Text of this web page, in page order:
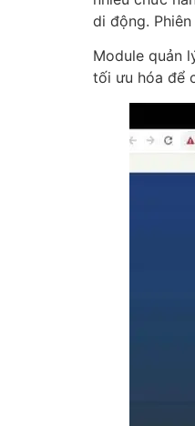
di động.
Module quản
tối ưu hóa để